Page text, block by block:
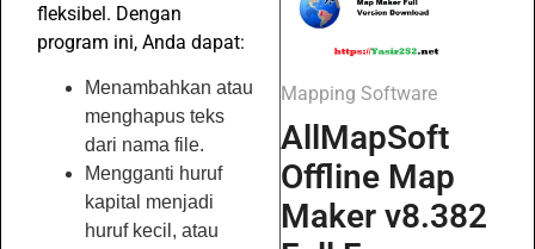
fleksibel. Dengan
program ini, Anda dapat:
Menambahkan atau
menghapus teks
dari nama file.
Mengganti huruf
kapital menjadi
huruf kecil, atau
Mapping Software
AllMapSoft
Offline Map
Maker v8.382